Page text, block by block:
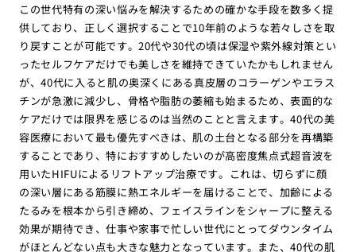
この世代特有の深い悩みを解決するための確かな手段を数多く提
供しており、正しく選択することで10年前のような若々しさを取
り戻すことが可能です。20代や30代の頃は保湿や紫外線対策とい
ったセルフケアだけでも美しさを維持できていたかもしれません
が、40代に入ると肌の奥深くにある真皮層のコラーゲンやエラス
チンが急激に減少し、骨格や脂肪の萎縮も始まるため、表面的な
ケアだけでは限界を感じるのは当然のことと言えます。40代の美
容医療において最も優先すべきは、肌の土台となる部分を再構築
することであり、特におすすめしたいのが高密度焦点式超音波を
用いたHIFUによるリフトアップ治療です。これは、切らずに顔
の深い層にある筋膜に熱エネルギーを届けることで、加齢による
たるみを根本から引き締め、フェイスラインをシャープに整える
効果が期待でき、仕事や家事で忙しい世代にとってダウンタイム
がほとんどない点も大きな魅力となっています。また、40代の肌